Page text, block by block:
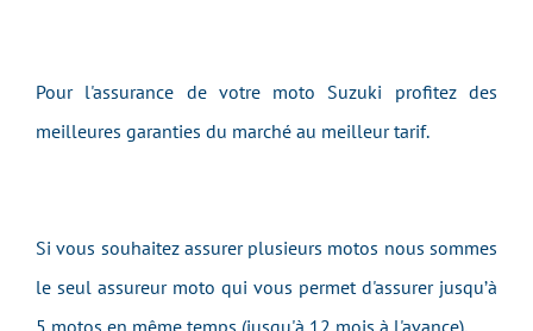
Pour l'assurance de votre moto Suzuki profitez des
meilleures garanties du marché au meilleur tarif.
Si vous souhaitez assurer plusieurs motos nous sommes
le seul assureur moto qui vous permet d'assurer jusqu’à
5 motos en même temps (jusqu'à 12 mois à l'avance).